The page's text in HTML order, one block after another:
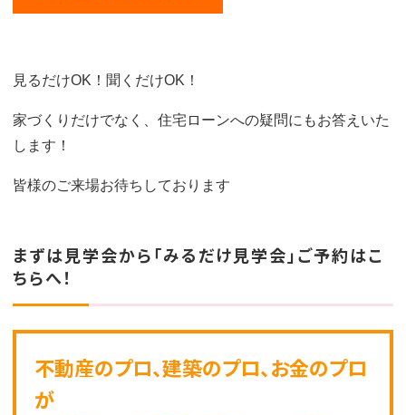
見るだけOK！聞くだけOK！
家づくりだけでなく、住宅ローンへの疑問にもお答えいた
します！
皆様のご来場お待ちしております
まずは見学会から「みるだけ見学会」ご予約はこ
ちらへ！
不動産のプロ、建築のプロ、お金のプロ
が